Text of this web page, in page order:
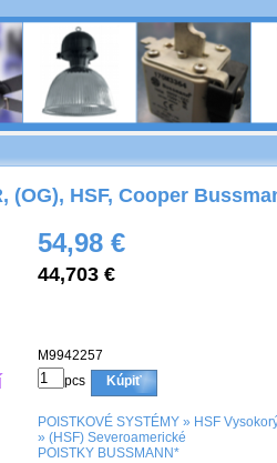
(OG), HSF, Cooper
54,98 €
44,703 €
M9942257
pcs Kúpiť
POISTKOVÉ SYSTÉMY » HSF
» (HSF) Severoamerické
POISTKY BUSSMANN*